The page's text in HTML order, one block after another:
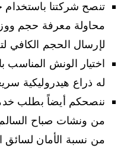
تنصح شركتنا
محاولة معرفة حجم
لإرسال الحجم الكافي
اختيار الونش المناسب
له ذراع هيدروليكية
ننصحكم أيضاً بطلب
من ونشات صباح السالم
من نسبة الأمان لسائق